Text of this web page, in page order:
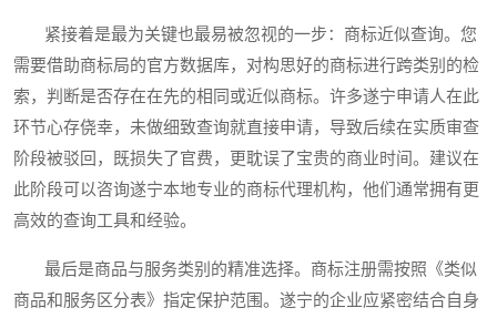
紧接着是最为关键也最易被忽视的一步：商标近似查询。您
需要借助商标局的官方数据库，对构思好的商标进行跨类别的检
索，判断是否存在在先的相同或近似商标。许多遂宁申请人在此
环节心存侥幸，未做细致查询就直接申请，导致后续在实质审查
阶段被驳回，既损失了官费，更耽误了宝贵的商业时间。建议在
此阶段可以咨询遂宁本地专业的商标代理机构，他们通常拥有更
高效的查询工具和经验。
最后是商品与服务类别的精准选择。商标注册需按照《类似
商品和服务区分表》指定保护范围。遂宁的企业应紧密结合自身